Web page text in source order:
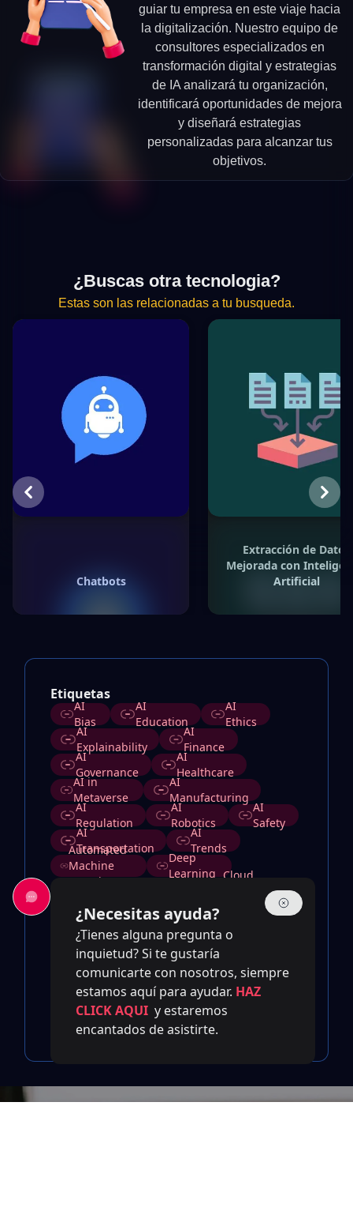
guiar tu empresa en este viaje hacia
la digitalización. Nuestro equipo de
consultores especializados en
transformación digital y estrategias
de IA analizará tu organización,
identificará oportunidades de mejora
y diseñará estrategias
personalizadas para alcanzar tus
objetivos.
¿Buscas otra tecnologia?
Estas son las relacionadas a tu busqueda.
Previous Next
Chatbots
Extracción de Datos
Mejorada con
Artificial
Etiquetas
AI
Bias
AI
Education
AI
Ethics
AI
Explainability
AI
Finance
AI
Governance
AI
Healthcare
AI in
Metaverse
AI
Manufacturing
AI
Regulation
AI
Robotics
AI
Safety
AI
Transportation
AI
Trends
Automated
Machine
Learning
Deep
Learning Cloud
Machine
Learning
Ethical
AI
Inteligencia
Artificial
Anomaly
Federated
Learning
Decentralized
Applications
(DApps)
Game
AI
Generative
AI
Learning
Transfer
Learning
Cloud
Data
Analytics
Haptic
Feedback
¿Necesitas ayuda?
¿Tienes alguna pregunta o
inquietud? Si te gustaría
comunicarte con nosotros, siempre
estamos aquí para ayudar. HAZ
CLICK AQUI y estaremos
encantados de asistirte.